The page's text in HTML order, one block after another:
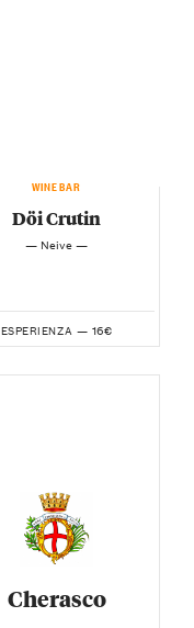
WINEBAR
Döi Crutin
— Neive —
ESPERIENZA — 16€
Cherasco